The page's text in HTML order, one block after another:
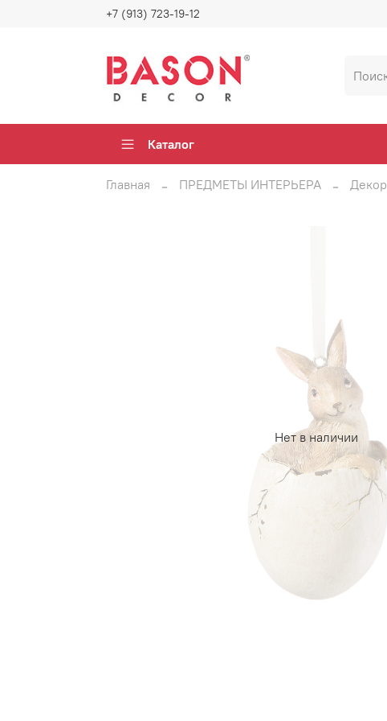
+7 (913) 723-19-12
Каталог
Главная ПРЕДМЕТЫ ИНТЕРЬЕРА Декор
Нет в наличии